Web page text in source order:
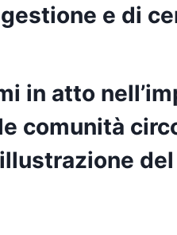
e di
in atto
comunità